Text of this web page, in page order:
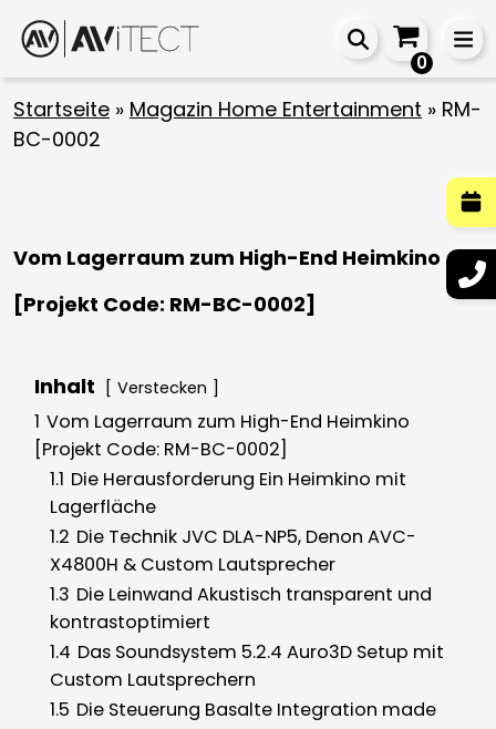
0
Startseite » Magazin Home Entertainment » RM-
BC-0002
Vom Lagerraum zum High-End Heimkino
[Projekt Code: RM-BC-0002]
Inhalt Verstecken
1 Vom Lagerraum zum High-End Heimkino
[Projekt Code: RM-BC-0002]
1.1 Die Herausforderung Ein Heimkino mit
Lagerfläche
1.2 Die Technik JVC DLA-NP5, Denon AVC-
X4800H & Custom Lautsprecher
1.3 Die Leinwand Akustisch transparent und
kontrastoptimiert
1.4 Das Soundsystem 5.2.4 Auro3D Setup mit
Custom Lautsprechern
1.5 Die Steuerung Basalte Integration made